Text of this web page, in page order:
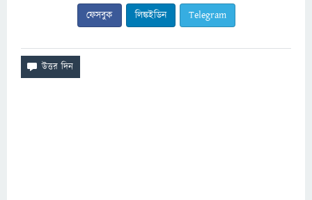
ফেসবুক লিঙ্কইডিন Telegram